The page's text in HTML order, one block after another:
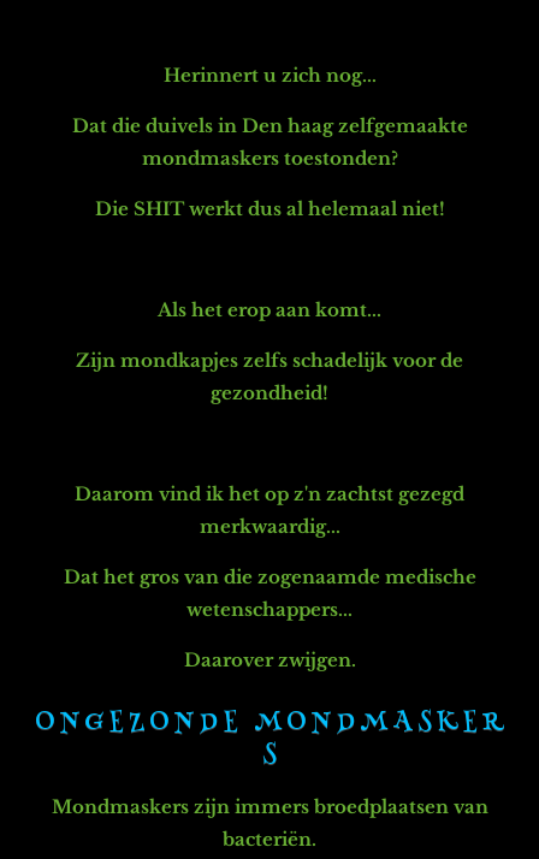
Herinnert u zich nog...
Dat die duivels in Den haag zelfgemaakte
mondmaskers toestonden?
Die SHIT werkt dus al helemaal niet!
Als het erop aan komt...
Zijn mondkapjes zelfs schadelijk voor de
gezondheid!
Daarom vind ik het op z'n zachtst gezegd
merkwaardig...
Dat het gros van die zogenaamde medische
wetenschappers...
Daarover zwijgen.
O N G E Z O N D E M O N D M A S K E R
S
Mondmaskers zijn immers broedplaatsen van
bacteriën.